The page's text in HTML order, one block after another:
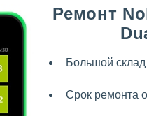
Ремонт
Большой склад
Срок ремонта